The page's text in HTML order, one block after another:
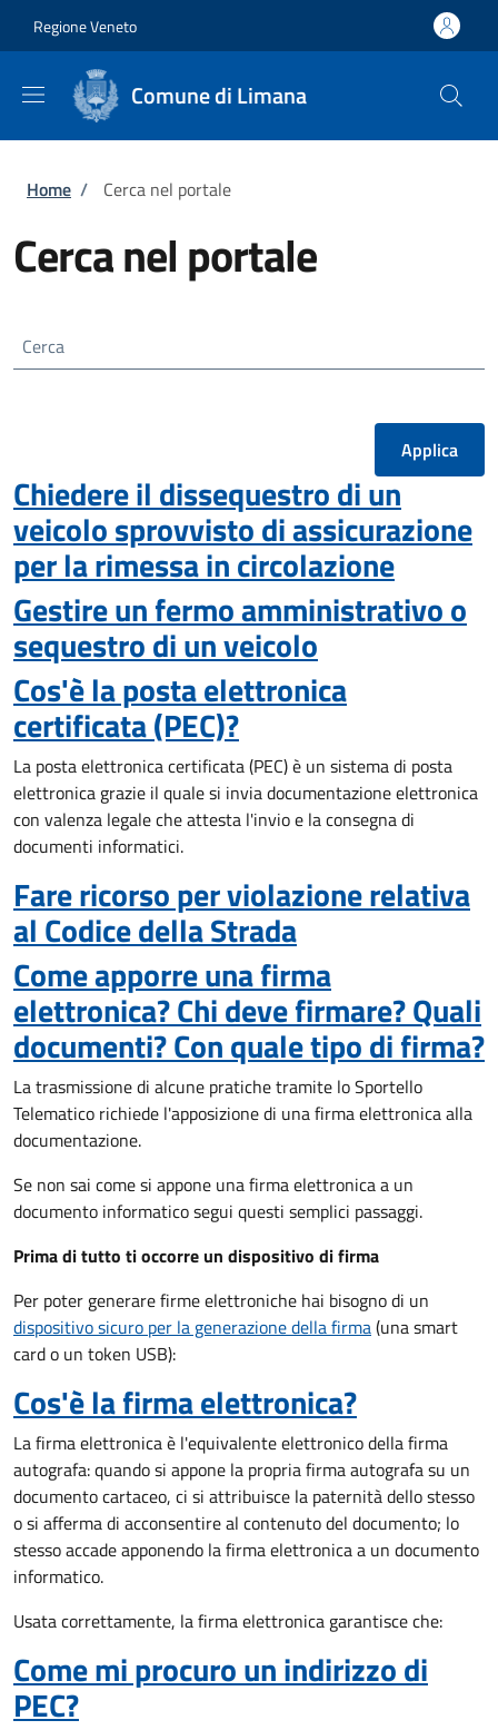
Regione Veneto
Comune di Limana
Briciole di pane
Home / Cerca nel portale
Cerca nel portale
Cerca
Chiedere il dissequestro di un
veicolo sprovvisto di assicurazione
per la rimessa in circolazione
Gestire un fermo amministrativo o
sequestro di un veicolo
Cos'è la posta elettronica
certificata (PEC)?
La posta elettronica certificata (PEC) è un sistema di posta
elettronica grazie il quale si invia documentazione elettronica
con valenza legale che attesta l'invio e la consegna di
documenti informatici.
Fare ricorso per violazione relativa
al Codice della Strada
Come apporre una firma
elettronica? Chi deve firmare? Quali
documenti? Con quale tipo di firma?
La trasmissione di alcune pratiche tramite lo Sportello
Telematico richiede l'apposizione di una firma elettronica alla
documentazione.
Se non sai come si appone una firma elettronica a un
documento informatico segui questi semplici passaggi.
Prima di tutto ti occorre un dispositivo di firma
Per poter generare firme elettroniche hai bisogno di un
dispositivo sicuro per la generazione della firma(una smart
card o un token USB):
Cos'è la firma elettronica?
La firma elettronica è l'equivalente elettronico della firma
autografa: quando si appone la propria firma autografa su un
documento cartaceo, ci si attribuisce la paternità dello stesso
o si afferma di acconsentire al contenuto del documento; lo
stesso accade apponendo la firma elettronica a un documento
informatico.
Usata correttamente, la firma elettronica garantisce che:
Come mi procuro un indirizzo di
PEC?